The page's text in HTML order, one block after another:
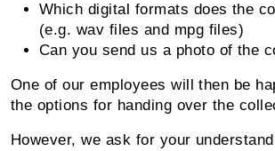
Which digital formats does the
(e.g. wav files and mpg files)
Can you send us a photo of the
One of our employees will then be
the options for handing over the
However, we ask for your